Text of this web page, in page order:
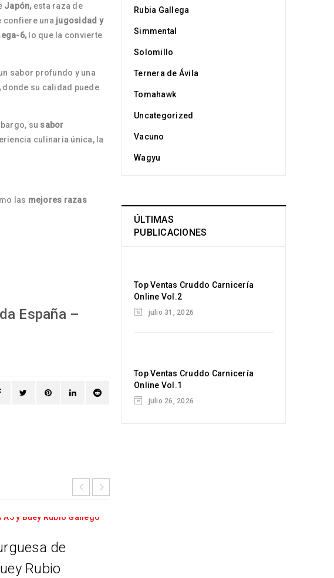
Japón,esta raza de
confiere una jugosidad y
6,lo que la convierte
sabor profundo y una
donde su calidad puede
su sabor
culinaria única, la
las mejores razas
España –
de
Rubio
Rubia Gallega
Simmental
Solomillo
Ternera de Ávila
Tomahawk
Uncategorized
Vacuno
Wagyu
ÚLTIMAS
PUBLICACIONES
Top Ventas Cruddo Carnicería
Online Vol.2
julio 31, 2026
Top Ventas Cruddo Carnicería
Online Vol.1
julio 26, 2026